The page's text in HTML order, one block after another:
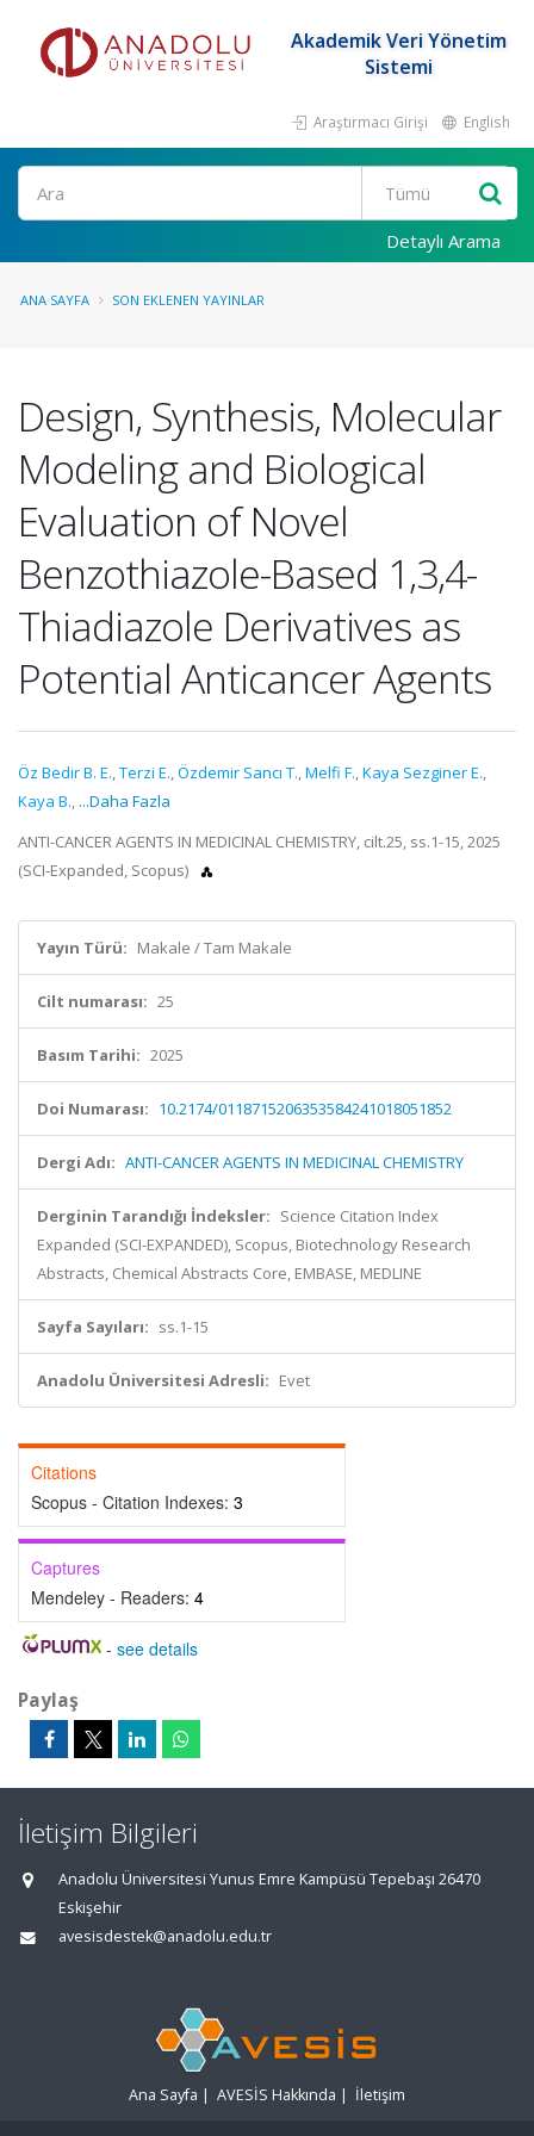
Akademik Veri Yönetim
Sistemi
Araştırmacı Girişi English
Ara
Detaylı Arama
ANA SAYFA SON EKLENEN YAYINLAR
Design, Synthesis, Molecular
Modeling and Biological
Evaluation of Novel
Benzothiazole-Based 1,3,4-
Thiadiazole Derivatives as
Potential Anticancer Agents
Öz Bedir B. E.,Terzi E.,Özdemir Sancı T.,Melfi F.,Kaya Sezginer E.,
Kaya B., ...Daha Fazla
ANTI-CANCER AGENTS IN MEDICINAL CHEMISTRY, cilt.25, ss.1-15, 2025
(SCI-Expanded, Scopus)
Yayın Türü: Makale / Tam Makale
Cilt numarası: 25
Basım Tarihi: 2025
Doi Numarası: 10.2174/0118715206353584241018051852
Dergi Adı: ANTI-CANCER AGENTS IN MEDICINAL CHEMISTRY
Derginin Tarandığı İndeksler: Science Citation Index
Expanded (SCI-EXPANDED), Scopus, Biotechnology Research
Abstracts, Chemical Abstracts Core, EMBASE, MEDLINE
Sayfa Sayıları: ss.1-15
Anadolu Üniversitesi Adresli: Evet
Citations
Scopus - Citation Indexes: 3
Captures
Mendeley - Readers: 4
- see details
Paylaş
İletişim Bilgileri
Anadolu Üniversitesi Yunus Emre Kampüsü Tepebaşı 26470
Eskişehir
avesisdestek@anadolu.edu.tr
Ana Sayfa | AVESİS Hakkında | İletişim